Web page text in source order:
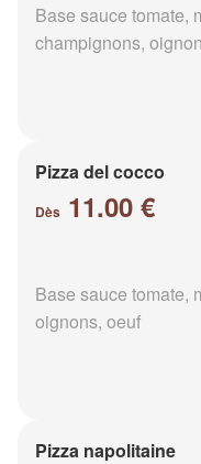
Base sauce tomate,
champignons,
Pizza del cocco
Dès 11.00 €
Base sauce tomate,
oignons, oeuf
Pizza napolitaine